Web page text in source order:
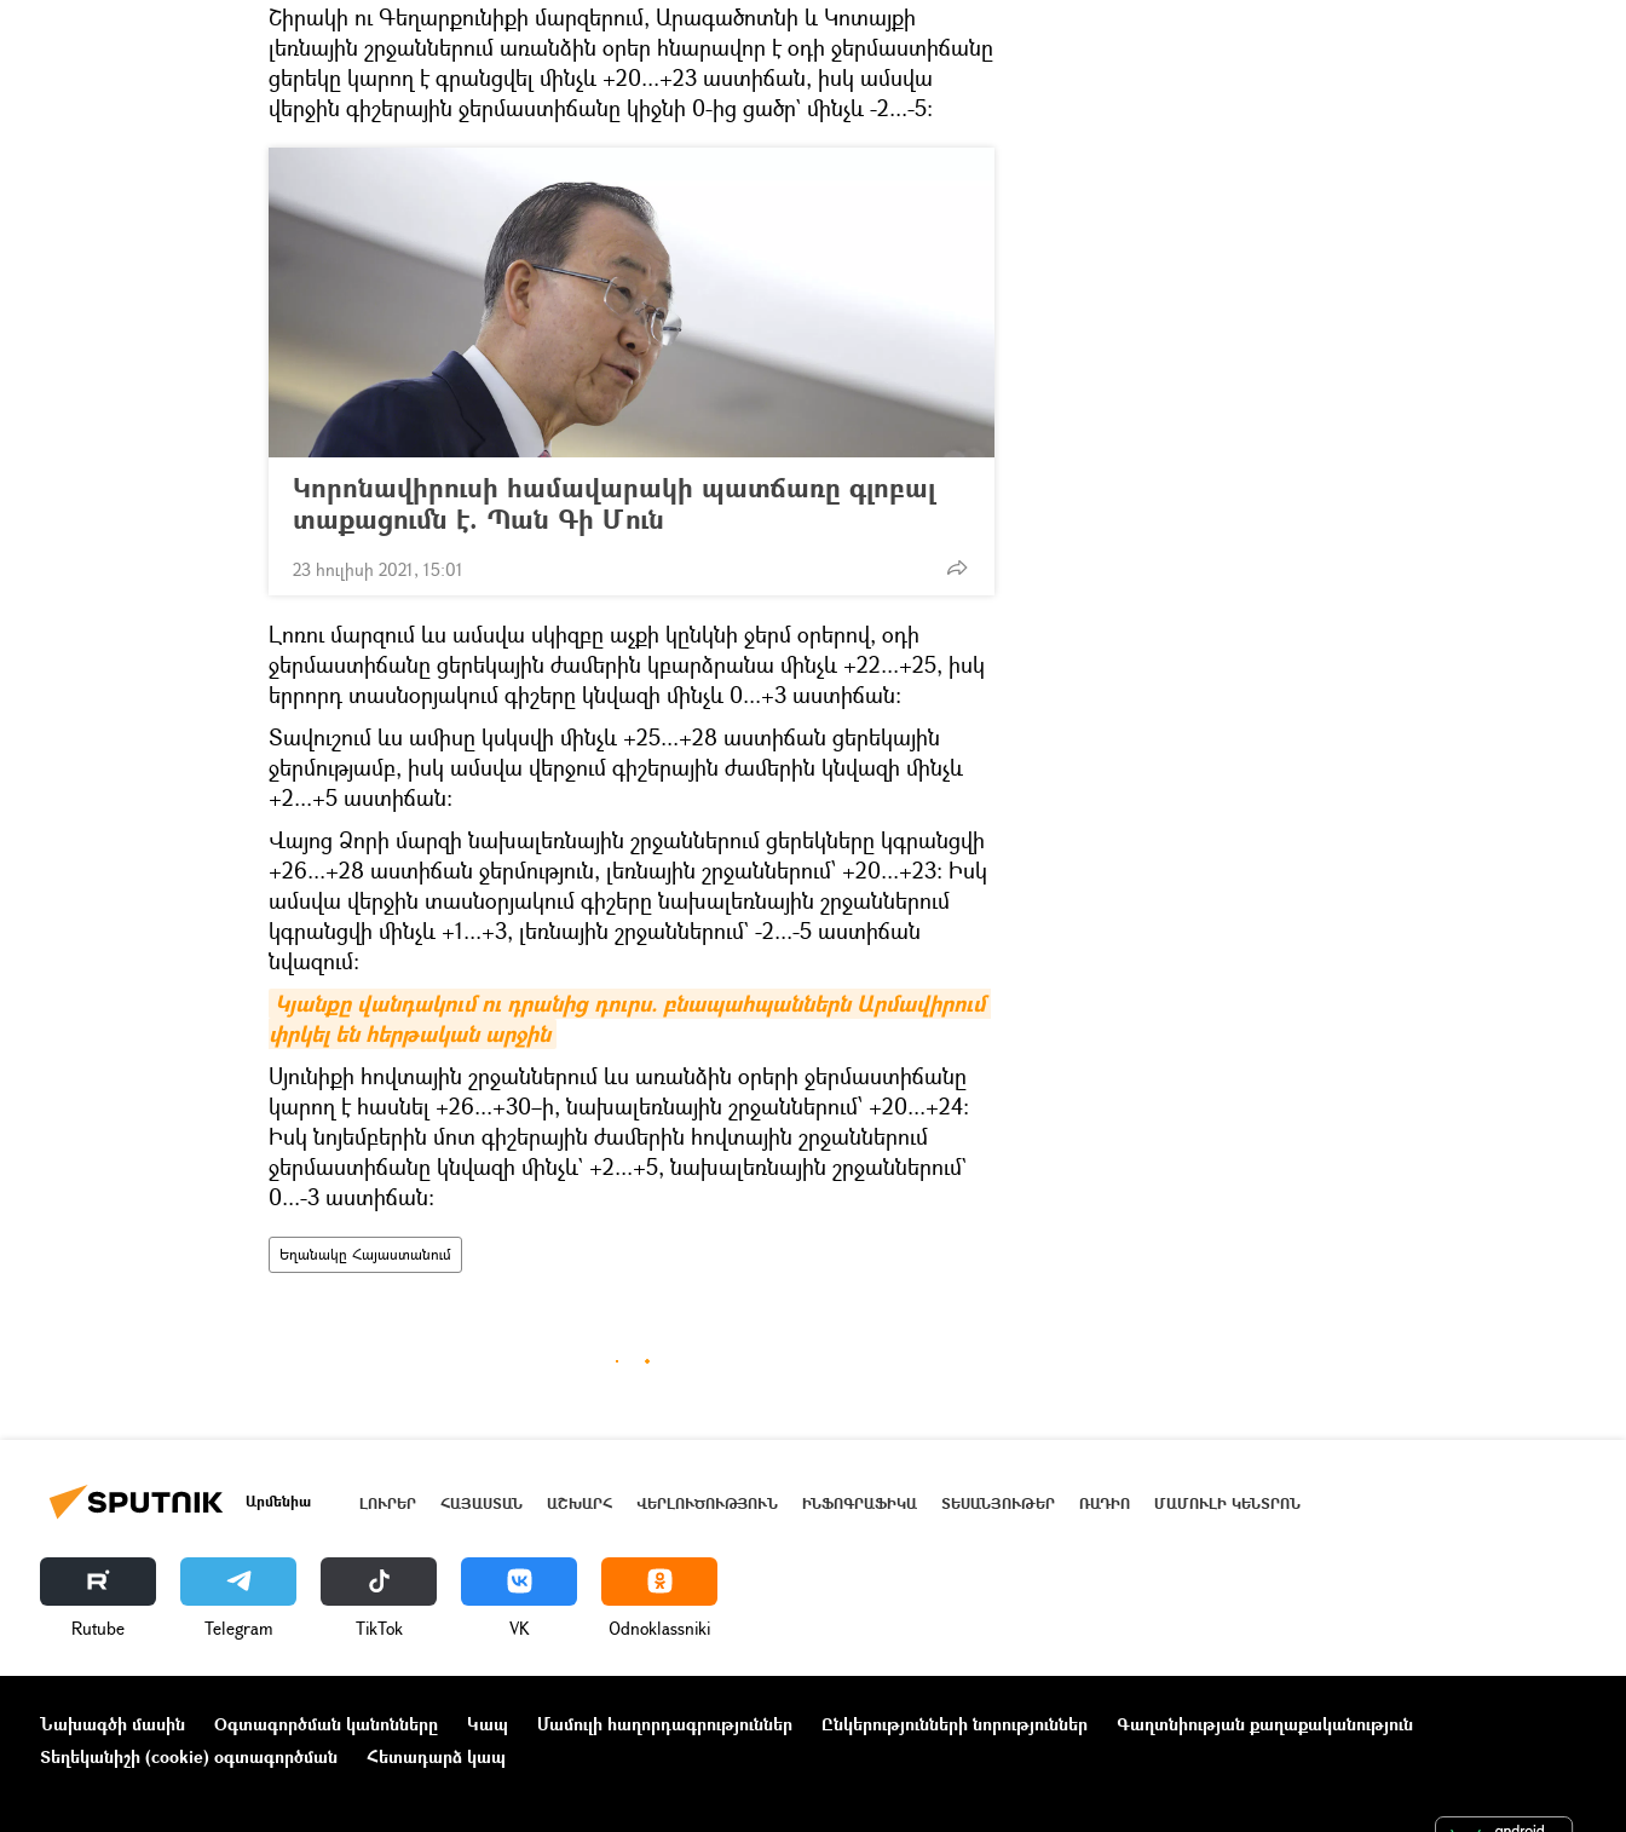
Շիրակի ու Գեղարքունիքի մարզերում, Արագածոտնի և Կոտայքի
լեռնային շրջաններում առանձին օրեր հնարավոր է օդի ջերմաստիճանը
ցերեկը կարող է գրանցվել մինչև +20...+23 աստիճան, իսկ ամսվա
վերջին գիշերային ջերմաստիճանը կիջնի 0-ից ցածր` մինչև -2...-5։
Կորոնավիրուսի համավարակի պատճառը գլոբալ
տաքացումն է. Պան Գի Մուն
23 հուլիսի 2021, 15:01
Լոռու մարզում ևս ամսվա սկիզբը աչքի կընկնի ջերմ օրերով, օդի
ջերմաստիճանը ցերեկային ժամերին կբարձրանա մինչև +22...+25, իսկ
երրորդ տասնօրյակում գիշերը կնվազի մինչև 0...+3 աստիճան։
Տավուշում ևս ամիսը կսկսվի մինչև +25...+28 աստիճան ցերեկային
ջերմությամբ, իսկ ամսվա վերջում գիշերային ժամերին կնվազի մինչև
+2...+5 աստիճան։
Վայոց Ձորի մարզի նախալեռնային շրջաններում ցերեկները կգրանցվի
+26...+28 աստիճան ջերմություն, լեռնային շրջաններում՝ +20...+23։ Իսկ
ամսվա վերջին տասնօրյակում գիշերը նախալեռնային շրջաններում
կգրանցվի մինչև +1...+3, լեռնային շրջաններում` -2...-5 աստիճան
նվազում։
Կյանքը վանդակում ու դրանից դուրս. բնապահպաններն Արմավիրում
փրկել են հերթական արջին
Սյունիքի հովտային շրջաններում ևս առանձին օրերի ջերմաստիճանը
կարող է հասնել +26...+30–ի, նախալեռնային շրջաններում՝ +20...+24։
Իսկ նոյեմբերին մոտ գիշերային ժամերին հովտային շրջաններում
ջերմաստիճանը կնվազի մինչև` +2...+5, նախալեռնային շրջաններում`
0...-3 աստիճան։
Եղանակը Հայաստանում
Արմենիա ԼՈՒՐԵՐ ՀԱՅԱՍՏԱՆ ԱՇԽԱՐՀ ՎԵՐԼՈՒԾՈՒԹՅՈՒՆ ԻՆՖՈԳՐԱՖԻԿԱ ՏԵՍԱՆՅՈՒԹԵՐ ՌԱԴԻՈ ՄԱՄՈՒԼԻ ԿԵՆՏՐՈՆ
Rutube Telegram ТikТоk VK Odnoklassniki
Նախագծի մասին Օգտագործման կանոնները Կապ Մամուլի հաղորդագրություններ Ընկերությունների նորություններ
Գաղտնիության քաղաքականություն
Տեղեկանիշի (cookie) օգտագործման
Հետադարձ կապ